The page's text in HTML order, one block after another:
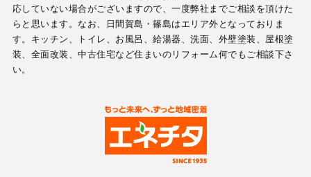
応していない場合がございますので、一度弊社までご相談を頂けた
らと思います。なお、日間賀島・篠島はエリア外となっておりま
す。キッチン、トイレ、お風呂、給湯器、洗面、外壁塗装、屋根塗
装、全面改装、中古住宅など住まいのリフォーム何でもご相談下さ
い。